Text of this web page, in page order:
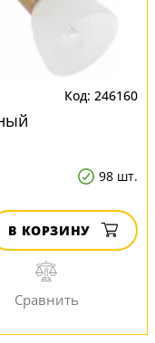
246160
98 шт.
В КОРЗИНУ